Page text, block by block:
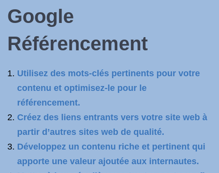
Google
Référencement
Utilisez des mots-clés pertinents pour votre
contenu et optimisez-le pour le
référencement.
Créez des liens entrants vers votre site web à
partir d’autres sites web de qualité.
Développez un contenu riche et pertinent qui
apporte une valeur ajoutée aux internautes.